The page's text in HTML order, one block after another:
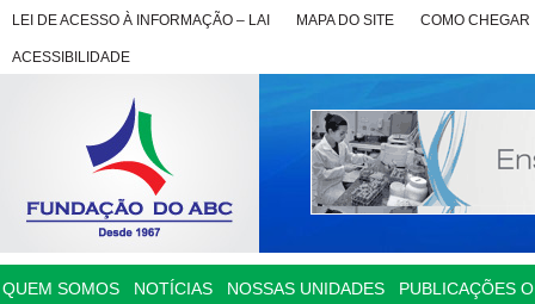
LEI DE ACESSO À INFORMAÇÃO – LAI MAPA DO SITE COMO CHEGAR
ACESSIBILIDADE
QUEM SOMOS NOTÍCIAS NOSSAS UNIDADES PUBLICAÇÕES